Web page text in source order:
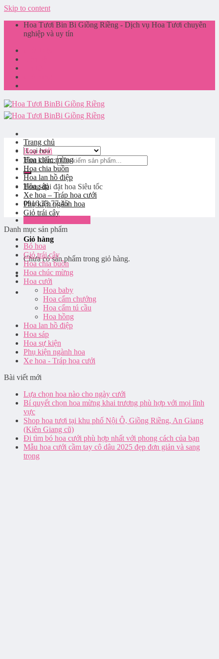
Skip to content
Hoa Tươi Bin Bi Giồng Riềng - Dịch vụ Hoa Tươi chuyên
nghiệp và uy tín
Tìm kiếm:
Tổng đài đặt hoa Siêu tốc
0916.33.77.45
Giỏ hàng
Chưa có sản phẩm trong giỏ hàng.
Trang chủ
Hoa cưới
Hoa chúc mừng
Hoa chia buồn
Hoa lan hồ điệp
Hoa sáp
Xe hoa – Tráp hoa cưới
Phụ kiện ngành hoa
Giỏ trái cây
Danh mục sản phẩm
Bó hoa
Giỏ trái cây
Hoa chia buồn
Hoa chúc mừng
Hoa cưới
Hoa baby
Hoa cẩm chướng
Hoa cẩm tú cầu
Hoa hồng
Hoa lan hồ điệp
Hoa sáp
Hoa sự kiện
Phụ kiện ngành hoa
Xe hoa - Tráp hoa cưới
Bài viết mới
Lựa chọn hoa nào cho ngày cưới
Bí quyết chọn hoa mừng khai trương phù hợp với mọi lĩnh
vực
Shop hoa tươi tại khu phố Nội Ô, Giồng Riềng, An Giang
(Kiên Giang cũ)
Đi tìm bó hoa cưới phù hợp nhất với phong cách của bạn
Mẫu hoa cưới cầm tay cô dâu 2025 đẹp đơn giản và sang
trọng